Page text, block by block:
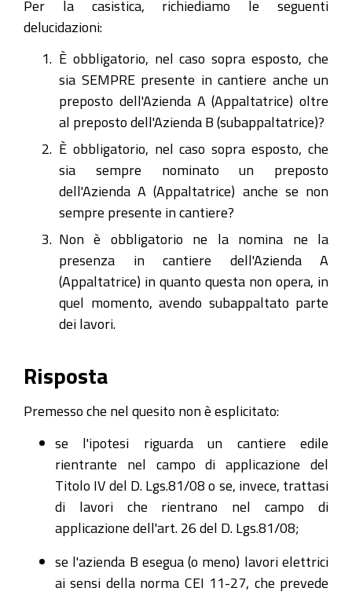
Per la casistica, richiediamo le seguenti
delucidazioni:
È obbligatorio, nel caso sopra esposto, che
sia SEMPRE presente in cantiere anche un
preposto dell'Azienda A (Appaltatrice) oltre
al preposto dell'Azienda B (subappaltatrice)?
È obbligatorio, nel caso sopra esposto, che
sia sempre nominato un preposto
dell'Azienda A (Appaltatrice) anche se non
sempre presente in cantiere?
Non è obbligatorio ne la nomina ne la
presenza in cantiere dell'Azienda A
(Appaltatrice) in quanto questa non opera, in
quel momento, avendo subappaltato parte
dei lavori.
Risposta
Premesso che nel quesito non è esplicitato:
se l'ipotesi riguarda un cantiere edile
rientrante nel campo di applicazione del
Titolo IV del D. Lgs.81/08 o se, invece, trattasi
di lavori che rientrano nel campo di
applicazione dell'art. 26 del D. Lgs.81/08;
se l'azienda B esegua (o meno) lavori elettrici
ai sensi della norma CEI 11-27, che prevede